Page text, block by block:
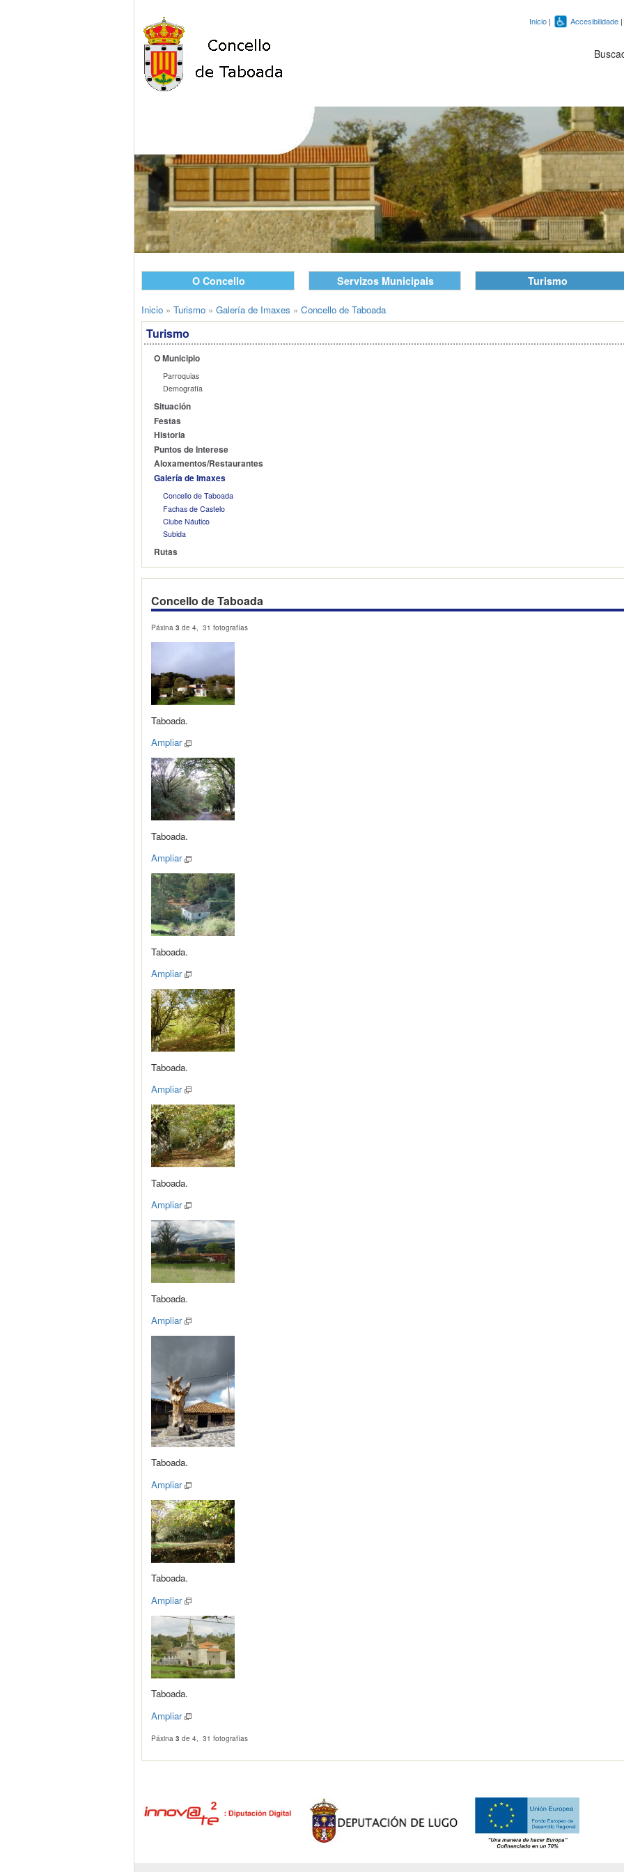
Inicio | Accesibilidade |
O Concello Servizos Municipais Turismo
Inicio » Turismo » Galería de Imaxes » Concello de Taboada
Turismo
O Municipio
Parroquias
Demografía
Situación
Festas
Historia
Puntos de Interese
Aloxamentos/Restaurantes
Galería de Imaxes
Concello de Taboada
Fachas de Castelo
Clube Náutico
Subida
Rutas
Concello de Taboada
Páxina3 de 4, 31 fotografías
Taboada.
Ampliar
Taboada.
Ampliar
Taboada.
Ampliar
Taboada.
Ampliar
Taboada.
Ampliar
Taboada.
Ampliar
Taboada.
Ampliar
Taboada.
Ampliar
Taboada.
Ampliar
Páxina3 de 4, 31 fotografías